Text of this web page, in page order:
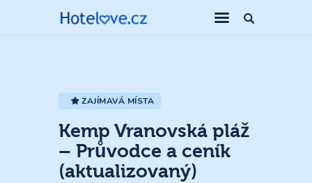
ZAJÍMAVÁ MÍSTA
Kemp Vranovská pláž
– Průvodce a ceník
(aktualizovaný)